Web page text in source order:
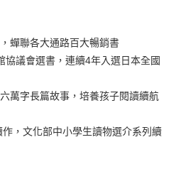
哥大用戶可立即使用無須另外申請。
訂單成立後會自動跳轉到大哥付的交易
的期數、繳款截止日，確認付款後即完
額請依後續交易確認頁面所載為準。
交易或遇審核未通過，訂單將自動取
才付款」的支付方式。 讓您購物簡單
、不需儲值。
蟬聯各大通路百大暢銷書
協議會選書，連續4年入選日本全國
萬字長篇故事，培養孩子閱讀續航
，文化部中小學生讀物選介系列續